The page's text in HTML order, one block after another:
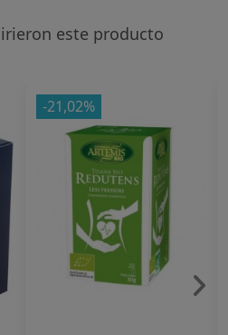
este producto
-21,02%